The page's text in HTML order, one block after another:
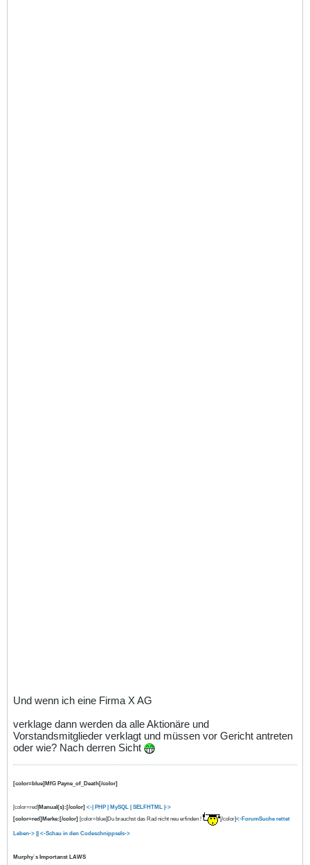
Und wenn ich eine Firma X AG
verklage dann werden da alle Aktionäre und
Vorstandsmitglieder verklagt und müssen vor Gericht antreten
oder wie? Nach derren Sicht
[color=blue]MfG Payne_of_Death[/color]
[color=red] Manual(s):[/color] <-| PHP | MySQL |
SELFHTML |->
[color=red]Merke:[/color] [color=blue]Du brauchst das Rad nicht neu erfinden ! [/color]<-ForumSuche rettet
Leben-> || <-Schau in den Codeschnippsels->
Murphy`s Importanst LAWS